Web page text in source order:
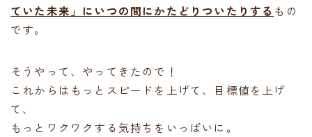
ていた未来」にいつの間にかたどりついたりする もの
です。
そうやって、やってきたので！
これからはもっとスピードを上げて、目標値を上げ
て、
もっとワクワクする気持ちをいっぱいに。